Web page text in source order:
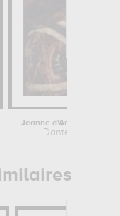
Dante Gabriel